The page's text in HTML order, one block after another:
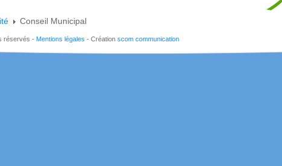
Conseil Municipal
réservés - Mentions légales - Création scom communication